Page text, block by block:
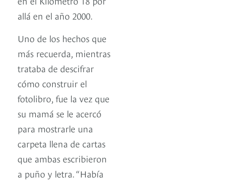
allá en el año 2000.
Uno de los hechos que
más recuerda, mientras
trataba de descifrar
cómo construir el
fotolibro, fue la vez que
su mamá se le acercó
para mostrarle una
carpeta llena de cartas
que ambas escribieron
a puño y letra. “Había